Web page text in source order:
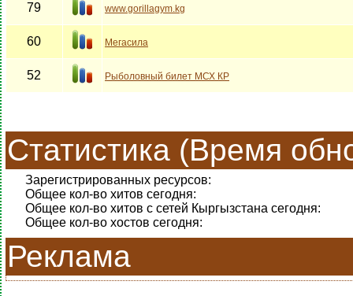
79 www.gorillagym.kg
60 Мегасила
52 Рыболовный билет МСХ КР
Статистика (Время
Зарегистрированных ресурсов:
Общее кол-во хитов сегодня:
Общее кол-во хитов с сетей Кыргызстана сегодня:
Общее кол-во хостов сегодня:
Реклама